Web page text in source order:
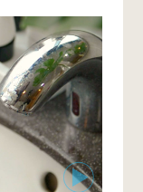
沫：
如何將
練，可借助
前，請確保